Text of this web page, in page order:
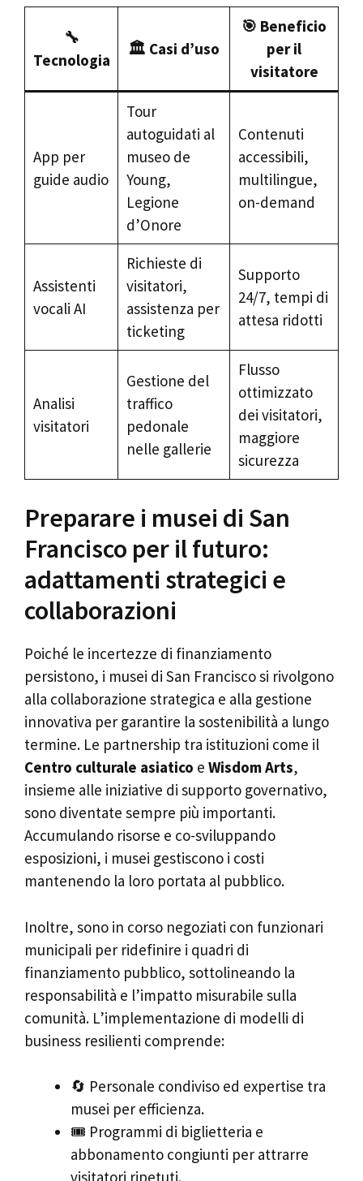
🔧
Tecnologia
🏛️ Casi d’uso
🎯 Beneficio
per il
visitatore
App per
guide audio
Tour
autoguidati al
museo de
Young,
Legione
d’Onore
Contenuti
accessibili,
multilingue,
on-demand
Assistenti
vocali AI
Richieste di
visitatori,
assistenza per
ticketing
Supporto
24/7, tempi di
attesa ridotti
Analisi
visitatori
Gestione del
traffico
pedonale
nelle gallerie
Flusso
ottimizzato
dei visitatori,
maggiore
sicurezza
Preparare i musei di San
Francisco per il futuro:
adattamenti strategici e
collaborazioni
Poiché le incertezze di finanziamento
persistono, i musei di San Francisco si rivolgono
alla collaborazione strategica e alla gestione
innovativa per garantire la sostenibilità a lungo
termine. Le partnership tra istituzioni come il
Centro culturale asiatico e Wisdom Arts,
insieme alle iniziative di supporto governativo,
sono diventate sempre più importanti.
Accumulando risorse e co-sviluppando
esposizioni, i musei gestiscono i costi
mantenendo la loro portata al pubblico.
Inoltre, sono in corso negoziati con funzionari
municipali per ridefinire i quadri di
finanziamento pubblico, sottolineando la
responsabilità e l’impatto misurabile sulla
comunità. L’implementazione di modelli di
business resilienti comprende:
🔄 Personale condiviso ed expertise tra
musei per efficienza.
🎟 Programmi di biglietteria e
abbonamento congiunti per attrarre